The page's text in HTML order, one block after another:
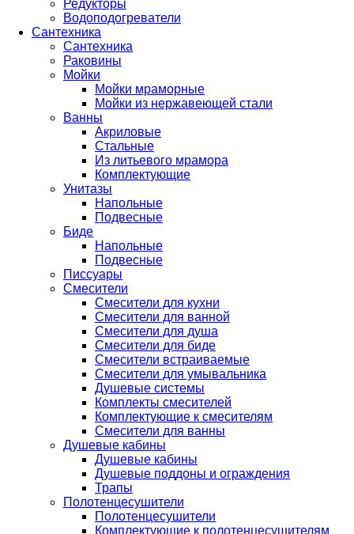
Редукторы
Водоподогреватели
Сантехника
Сантехника
Раковины
Мойки
Мойки мраморные
Мойки из нержавеющей стали
Ванны
Акриловые
Стальные
Из литьевого мрамора
Комплектующие
Унитазы
Напольные
Подвесные
Биде
Напольные
Подвесные
Писсуары
Смесители
Смесители для кухни
Смесители для ванной
Смесители для душа
Смесители для биде
Смесители встраиваемые
Смесители для умывальника
Душевые системы
Комплекты смесителей
Комплектующие к смесителям
Смесители для ванны
Душевые кабины
Душевые кабины
Душевые поддоны и ограждения
Трапы
Полотенцесушители
Полотенцесушители
Комплектующие к полотенцесушителям